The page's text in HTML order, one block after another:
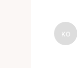
KO